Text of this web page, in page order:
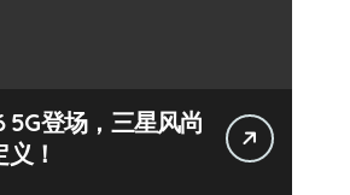
5G登场，三星风尚
！